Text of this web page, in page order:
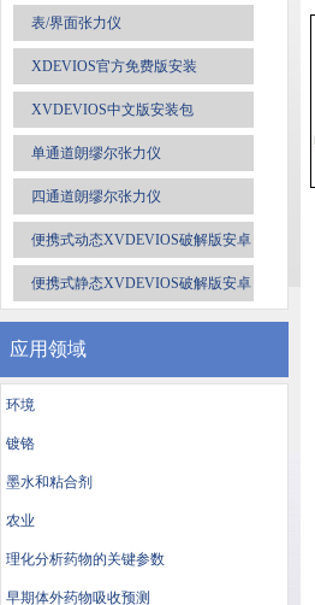
表/界面张力仪
XDEVIOS官方免费版安装
XVDEVIOS中文版安装包
单通道朗缪尔张力仪
四通道朗缪尔张力仪
便携式动态XVDEVIOS破解版安卓
手机安装包
便携式静态XVDEVIOS破解版安卓
手机安装包
应用领域
环境
镀铬
墨水和粘合剂
农业
理化分析药物的关键参数
早期体外药物吸收预测